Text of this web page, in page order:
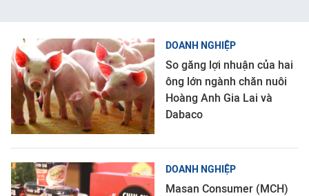
DOANH NGHIỆP
So găng lợi nhuận của hai
ông lớn ngành chăn nuôi
Hoàng Anh Gia Lai và
Dabaco
DOANH NGHIỆP
Masan Consumer (MCH)